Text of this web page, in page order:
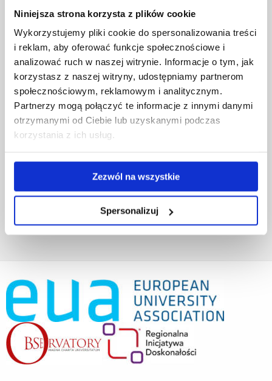
Niniejsza strona korzysta z plików cookie
Wykorzystujemy pliki cookie do spersonalizowania treści
i reklam, aby oferować funkcje społecznościowe i
analizować ruch w naszej witrynie. Informacje o tym, jak
korzystasz z naszej witryny, udostępniamy partnerom
społecznościowym, reklamowym i analitycznym.
Partnerzy mogą połączyć te informacje z innymi danymi
otrzymanymi od Ciebie lub uzyskanymi podczas
korzystania z ich usług.
Zezwól na wszystkie
Spersonalizuj
do
treści
Biblioteka
Wydawnictwo
Covid info
Studia podyplomowe
Zamówienia publiczne
Fundusze strukturalne
Projekty współfinansowane przez UE
Projekty realizowane z KPO
Wynajem sal
Deklaracja dostępności cyfrowej
Rachunek bankowy UR
Darowizny